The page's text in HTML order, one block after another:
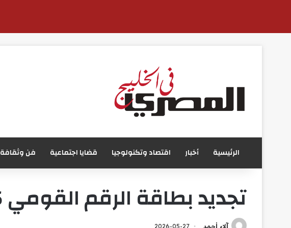
الرئيسية أخبار اقتصاد وتكنولوجيا قضايا اجتماعية فن وثقافة
تجديد بطاقة الرقم القومي 2026 للمصريين داخل وخارج مصر
آلاء أحمد 2026-05-27